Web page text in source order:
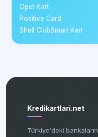
Opet Kart
Positive Card
Shell ClubSmart Kart
Kredikartlari.net
Türkiye'deki bankaların